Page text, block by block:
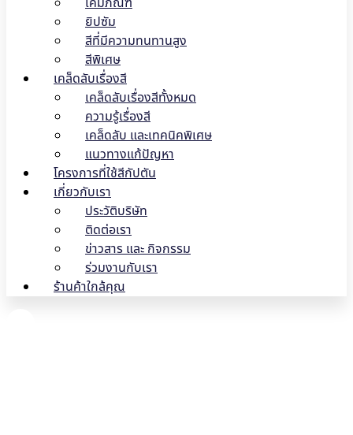
ยิปซัม
สีที่มีความทนทานสูง
สีพิเศษ
เคล็ดลับเรื่องสี
เคล็ดลับเรื่องสีทั้งหมด
ความรู้เรื่องสี
เคล็ดลับ และเทคนิคพิเศษ
แนวทางแก้ปัญหา
โครงการที่ใช้สีกัปตัน
เกี่ยวกับเรา
ประวัติบริษัท
ติดต่อเรา
ข่าวสาร และ กิจกรรม
ร่วมงานกับเรา
ร้านค้าใกล้คุณ